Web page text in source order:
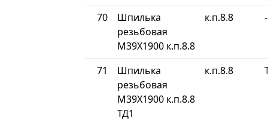
70
Шпилька
резьбовая
М39Х1900 к.п.8.8
к.п.8.8 -
71
Шпилька
резьбовая
М39Х1900 к.п.8.8
ТД1
к.п.8.8